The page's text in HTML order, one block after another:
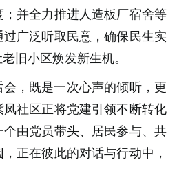
并全力推进人造板厂宿舍等
过广泛听取民意，确保民生实
旧小区焕发新生机。
，既是一次心声的倾听，更
社区正将党建引领不断转化
由党员带头、居民参与、共
正在彼此的对话与行动中，